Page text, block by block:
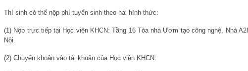
Thí sinh có thể nộp phí tuyển sinh theo hai hình thức:
(1) Nộp trực tiếp tại Học viện KHCN: Tầng 16 Tòa nhà Ươm tạo công nghệ, Nhà
Nội.
(2) Chuyển khoản vào tài khoản của Học viện KHCN: